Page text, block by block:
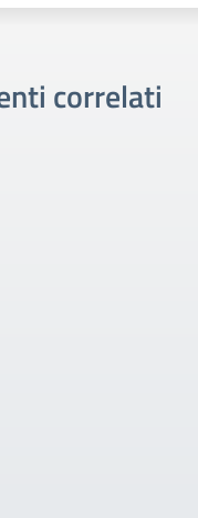
correlati